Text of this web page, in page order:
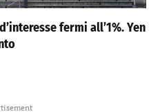
fermi all’1%. Yen